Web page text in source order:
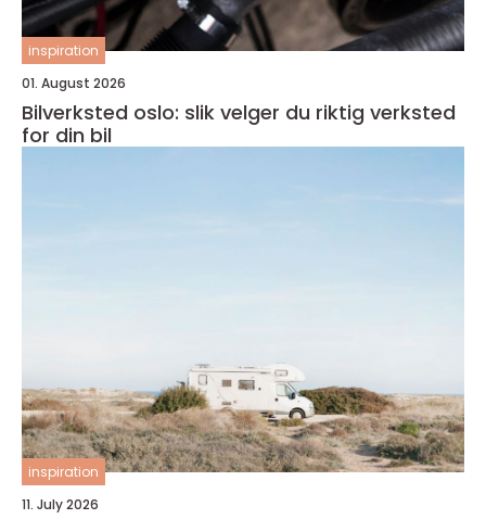
inspiration
01. August 2026
Bilverksted oslo: slik velger du riktig verksted
for din bil
inspiration
11. July 2026